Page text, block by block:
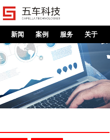
新闻 案例 服务 关于